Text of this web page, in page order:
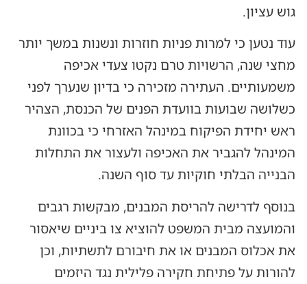
גוש עציון.
עוד נטען כי למרות פניות חוזרות ונשנות במשך יותר
מחצי שנה, הרשויות טרם נקטו צעדי אכיפה
משמעותיים. העתירה מזכירה כי בדיון שנערך לפני
כשלושה שבועות בוועדת הפנים של הכנסת, הצהיר
ראש יחידת הפיקוח במינהל האזרחי כי בכוונת
המינהל להגביר את האכיפה ולעצור את התחלות
הבנייה הבלתי חוקיות עד סוף השנה.
בנוסף לדרישה להריסת המבנים, מבקשות רגבים
והמועצה מבית המשפט להוציא צו ביניים שיאסור
את אכלוס המבנים או את חיבורם לתשתיות, וכן
להורות על פתיחת חקירה פלילית נגד היזמים